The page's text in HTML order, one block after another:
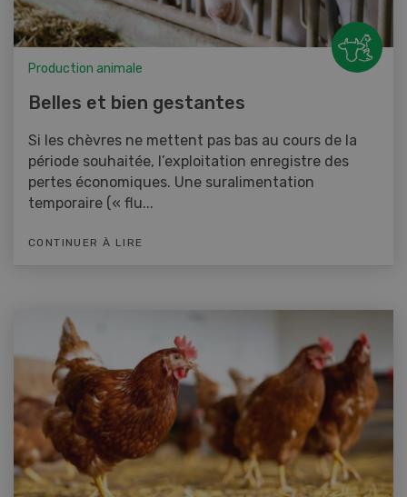
Production animale
Belles et bien gestantes
Si les chèvres ne mettent pas bas au cours de la
période souhaitée, l’exploitation enregistre des
pertes économiques. Une suralimentation
temporaire (« flu...
CONTINUER À LIRE